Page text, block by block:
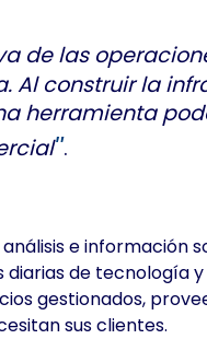
las
Al construir la
herramienta
.
e información
de tecnología
gestionados,
sus clientes.